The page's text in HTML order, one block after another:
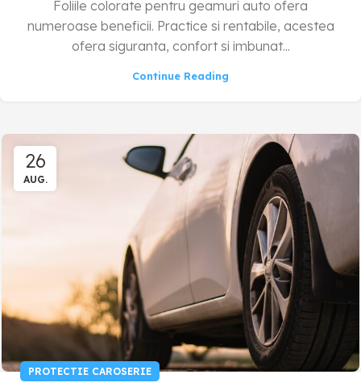
Foliile colorate pentru geamuri auto ofera
numeroase beneficii. Practice si rentabile, acestea
ofera siguranta, confort si imbunat...
Continue Reading
26
AUG.
PROTECTIE CAROSERIE